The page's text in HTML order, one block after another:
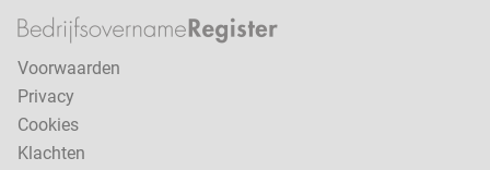
Voorwaarden
Privacy
Cookies
Klachten